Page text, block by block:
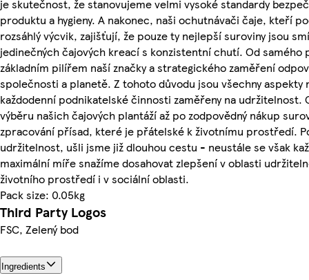
je skutečnost, že stanovujeme velmi vysoké standardy
produktu a hygieny. A nakonec, naši ochutnávači čaje, kteří
rozsáhlý výcvik, zajišťují, že pouze ty nejlepší suroviny jsou
jedinečných čajových kreací s konzistentní chutí. Od samého
základním pilířem naší značky a strategického zaměření
společnosti a planetě. Z tohoto důvodu jsou všechny aspekty
každodenní podnikatelské činnosti zaměřeny na udržitelnost.
výběru našich čajových plantáží až po zodpovědný nákup
zpracování přísad, které je přátelské k životnímu prostředí.
udržitelnost, ušli jsme již dlouhou cestu - neustále se však
maximální míře snažíme dosahovat zlepšení v oblasti
životního prostředí i v sociální oblasti.
Pack size: 0.05kg
Third Party Logos
FSC, Zelený bod
Ingredients